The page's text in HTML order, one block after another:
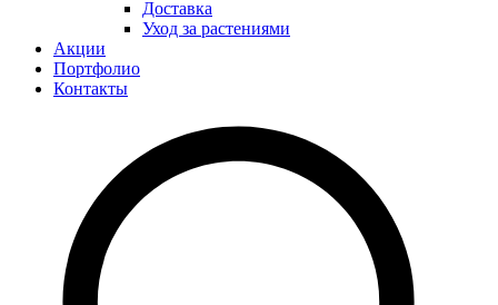
Доставка
Уход за растениями
Акции
Портфолио
Контакты